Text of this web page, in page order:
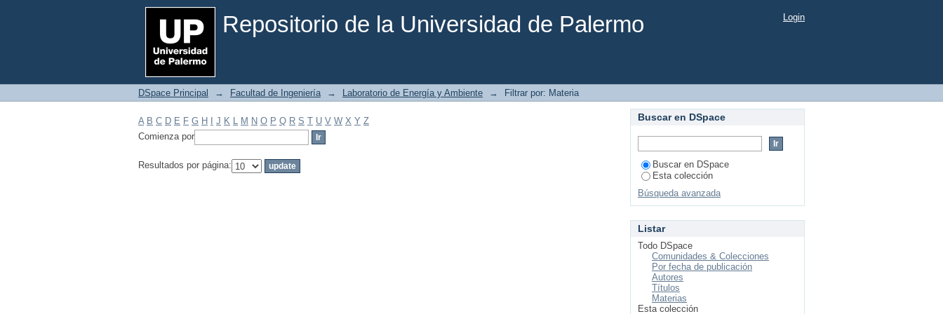
Repositorio de la Universidad de Palermo
Filtrar por: Materia Login
DSpace Principal → Facultad de Ingeniería → Laboratorio de Energía y Ambiente → Filtrar por: Materia
A B C D E F G H J K L M N O P Q R S T U V W X Y Z
Comienza por
Resultados por página:
Buscar en DSpace
Buscar en DSpace
Esta colección
Búsqueda avanzada
Listar
Todo DSpace
Comunidades & Colecciones
Por fecha de publicación
Autores
Títulos
Materias
Esta colección